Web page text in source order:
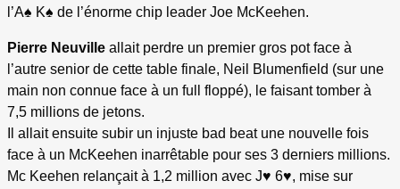
l’A♠ K♠ de l’énorme chip leader Joe McKeehen.
Pierre Neuville allait perdre un premier gros pot face à
l’autre senior de cette table finale, Neil Blumenfield (sur une
main non connue face à un full floppé), le faisant tomber à
7,5 millions de jetons.
Il allait ensuite subir un injuste bad beat une nouvelle fois
face à un McKeehen inarrêtable pour ses 3 derniers millions.
Mc Keehen relançait à 1,2 million avec J♥ 6♥, mise sur